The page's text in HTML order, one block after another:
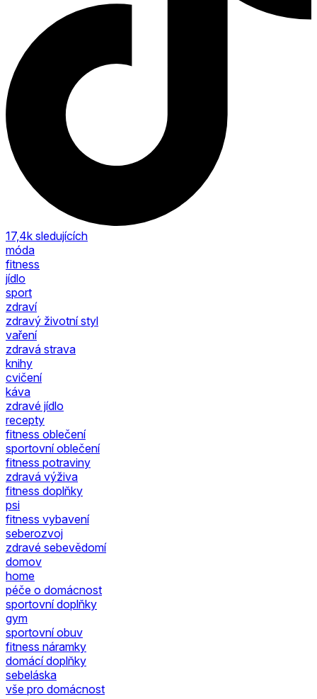
17,4k sledujících
móda
fitness
jídlo
sport
zdraví
zdravý životní styl
vaření
zdravá strava
knihy
cvičení
káva
zdravé jídlo
recepty
fitness oblečení
sportovní oblečení
fitness potraviny
zdravá výživa
fitness doplňky
psi
fitness vybavení
seberozvoj
zdravé sebevědomí
domov
home
péče o domácnost
sportovní doplňky
gym
sportovní obuv
fitness náramky
domácí doplňky
sebeláska
vše pro domácnost